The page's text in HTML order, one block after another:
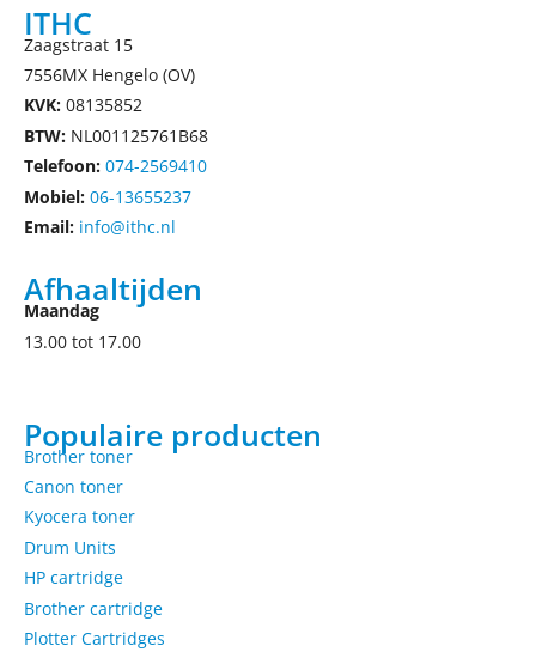
ITHC
Zaagstraat 15
7556MX Hengelo (OV)
KVK: 08135852
BTW: NL001125761B68
Telefoon: 074-2569410
Mobiel: 06-13655237
Email: info@ithc.nl
Afhaaltijden
Maandag
13.00 tot 17.00
Populaire producten
Brother toner
Canon toner
Kyocera toner
Drum Units
HP cartridge
Brother cartridge
Plotter Cartridges